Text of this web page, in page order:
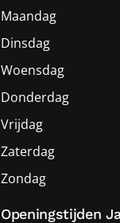
Maandag
Dinsdag
Woensdag
Donderdag
Vrijdag
Zaterdag
Zondag
Openingstijden